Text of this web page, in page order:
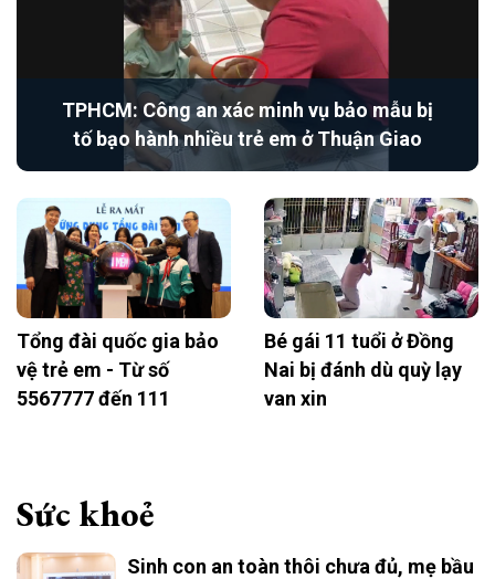
TPHCM: Công an xác minh vụ bảo mẫu bị
tố bạo hành nhiều trẻ em ở Thuận Giao
Tổng đài quốc gia bảo
vệ trẻ em - Từ số
5567777 đến 111
Bé gái 11 tuổi ở Đồng
Nai bị đánh dù quỳ lạy
van xin
Sức khoẻ
Sinh con an toàn thôi chưa đủ, mẹ bầu